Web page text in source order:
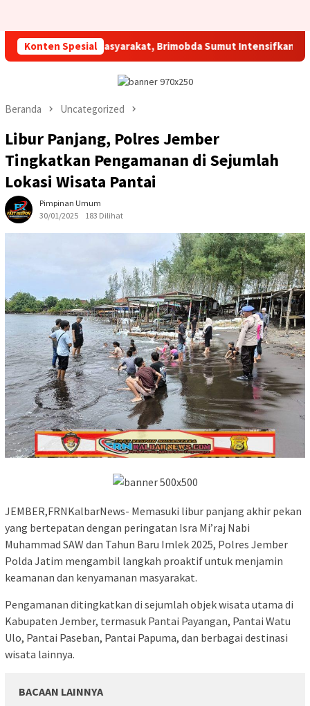
Konten Spesial
Bagi Masyarakat, Brimobda Sumut Intensifkan Patroli
Beranda Uncategorized
Libur Panjang, Polres Jember
Tingkatkan Pengamanan di Sejumlah
Lokasi Wisata Pantai
Pimpinan Umum
30/01/2025
183 Dilihat
JEMBER,FRNKalbarNews- Memasuki libur panjang akhir pekan
yang bertepatan dengan peringatan Isra Mi’raj Nabi
Muhammad SAW dan Tahun Baru Imlek 2025, Polres Jember
Polda Jatim mengambil langkah proaktif untuk menjamin
keamanan dan kenyamanan masyarakat.
Pengamanan ditingkatkan di sejumlah objek wisata utama di
Kabupaten Jember, termasuk Pantai Payangan, Pantai Watu
Ulo, Pantai Paseban, Pantai Papuma, dan berbagai destinasi
wisata lainnya.
BACAAN LAINNYA